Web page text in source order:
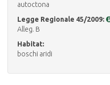
autoctona
Legge Regionale 45/2009:
Alleg. B
Habitat:
boschi aridi